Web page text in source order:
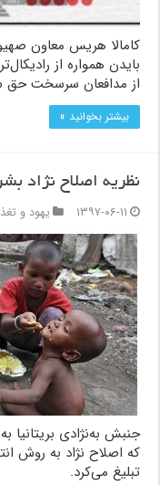
کامالا هریس معاون
بایدن همواره از
از مدافعان سرسخت
بیشتر بخوانید »
نظریه اصلاح نژاد
۱۳۹۷-۰۶-۱۱
یهود و
جنبش به‌نژادی بریتانیا
که اصلاح نژاد به روش
تبلیغ می‌کرد.